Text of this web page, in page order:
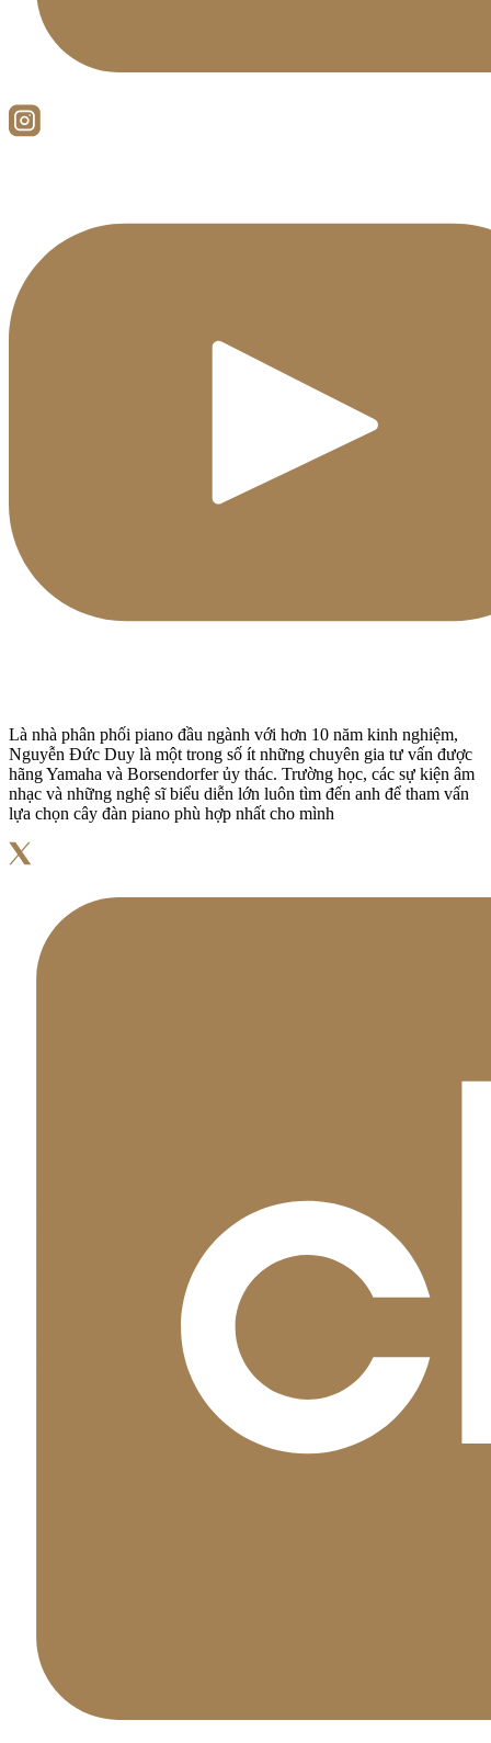
Là nhà phân phối piano đầu ngành với hơn 10 năm kinh nghiệm,
Nguyễn Đức Duy là một trong số ít những chuyên gia tư vấn được
hãng Yamaha và Borsendorfer ủy thác. Trường học, các sự kiện âm
nhạc và những nghệ sĩ biểu diễn lớn luôn tìm đến anh để tham vấn
lựa chọn cây đàn piano phù hợp nhất cho mình